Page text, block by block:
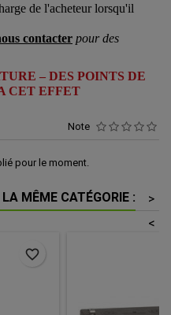
de l'acheteur lorsqu'il
contacter pour des
– DES POINTS DE
CET EFFET
Note
pour le moment.
MÊME CATÉGORIE :
>
<
favorite_border